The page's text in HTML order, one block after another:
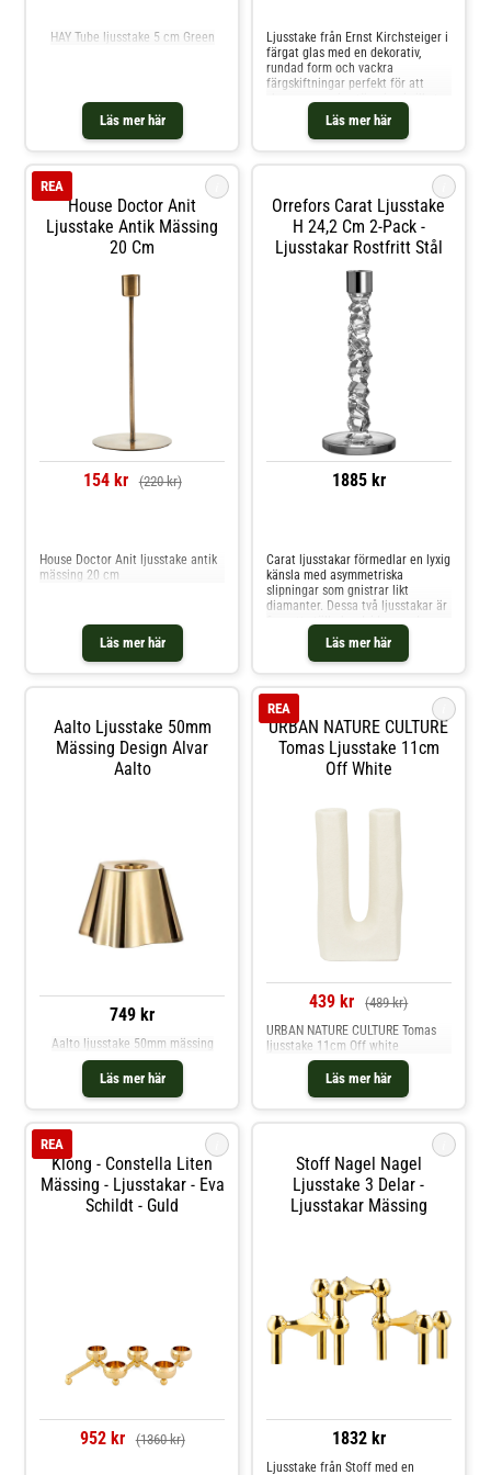
Läs mer här
HAY Tube ljusstake 5 cm Green
Läs mer här
Ljusstake från Ernst Kirchsteiger i
färgat glas med en dekorativ,
rundad form och vackra
färgskiftningar perfekt för att
skapa en mysig stämning i vilket
rum som helst och som en gåva.
Produkten är vacker som den är
men även fin att kombinera flera
från Ernst Kirchsteiger- H:9 x Ø11
Gjord av glas. Shoppa Ljusstakar
och mer Ljusstakar & Ljuslyktor
hos Royal Design.
House Doctor Anit
Ljusstake Antik Mässing
20 Cm
REA
154 kr (220 kr)
Läs mer här
House Doctor Anit ljusstake antik
mässing 20 cm
Orrefors Carat Ljusstake
H 24,2 Cm 2-Pack -
Ljusstakar Rostfritt Stål
1885 kr
Läs mer här
Carat ljusstakar förmedlar en lyxig
känsla med asymmetriska
slipningar som gnistrar likt
diamanter. Dessa två ljusstakar är
men kan även placeras på olika
platser i hemmet. Shoppa
Ljusstakar och mer Ljusstakar &
Aalto Ljusstake 50mm
Mässing Design Alvar
Aalto
749 kr
Läs mer här
Aalto ljusstake 50mm mässing
URBAN NATURE CULTURE
Tomas Ljusstake 11cm
Off White
REA
439 kr (489 kr)
Läs mer här
URBAN NATURE CULTURE Tomas
ljusstake 11cm Off white
Klong - Constella Liten
Mässing - Ljusstakar - Eva
Schildt - Guld
REA
952 kr (1360 kr)
Stoff Nagel Nagel
Ljusstake 3 Delar -
Ljusstakar Mässing
1832 kr
Ljusstake från Stoff med en